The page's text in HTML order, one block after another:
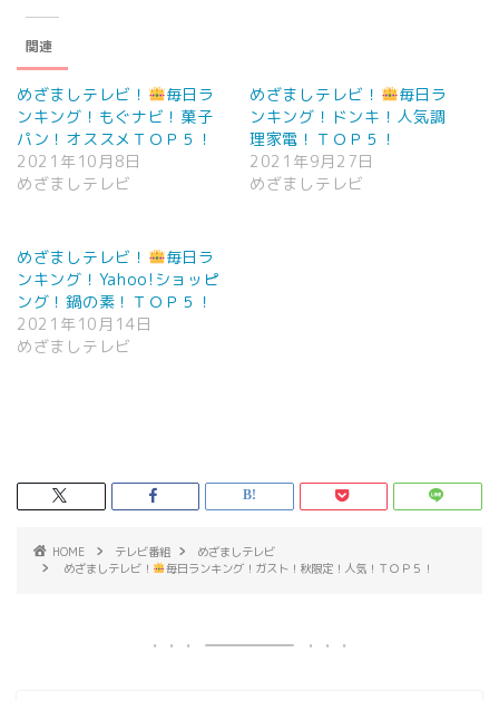
関連
めざましテレビ！
毎日ラ
ンキング！もぐナビ！菓子
パン！オススメＴＯＰ５！
2021年10月8日
めざましテレビ
めざましテレビ！
毎日ラ
ンキング！ドンキ！人気調
理家電！ＴＯＰ５！
2021年9月27日
めざましテレビ
めざましテレビ！
毎日ラ
ンキング！Yahoo!ショッピ
ング！鍋の素！ＴＯＰ５！
2021年10月14日
めざましテレビ
HOME テレビ番組
めざましテレビ
めざましテレビ！
毎日ランキング！ガスト！秋限定！人気！ＴＯＰ５！